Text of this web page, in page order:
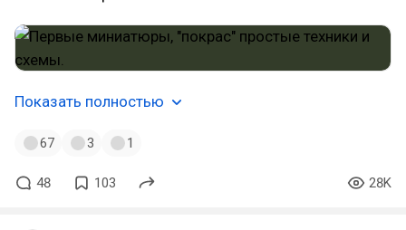
Показать полностью
67 3 1
48 103 28K